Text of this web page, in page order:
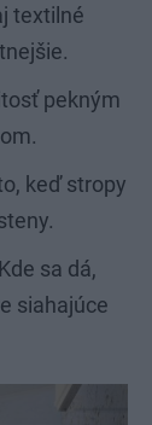
textilné
pekným
keď stropy
sa dá,
siahajúce